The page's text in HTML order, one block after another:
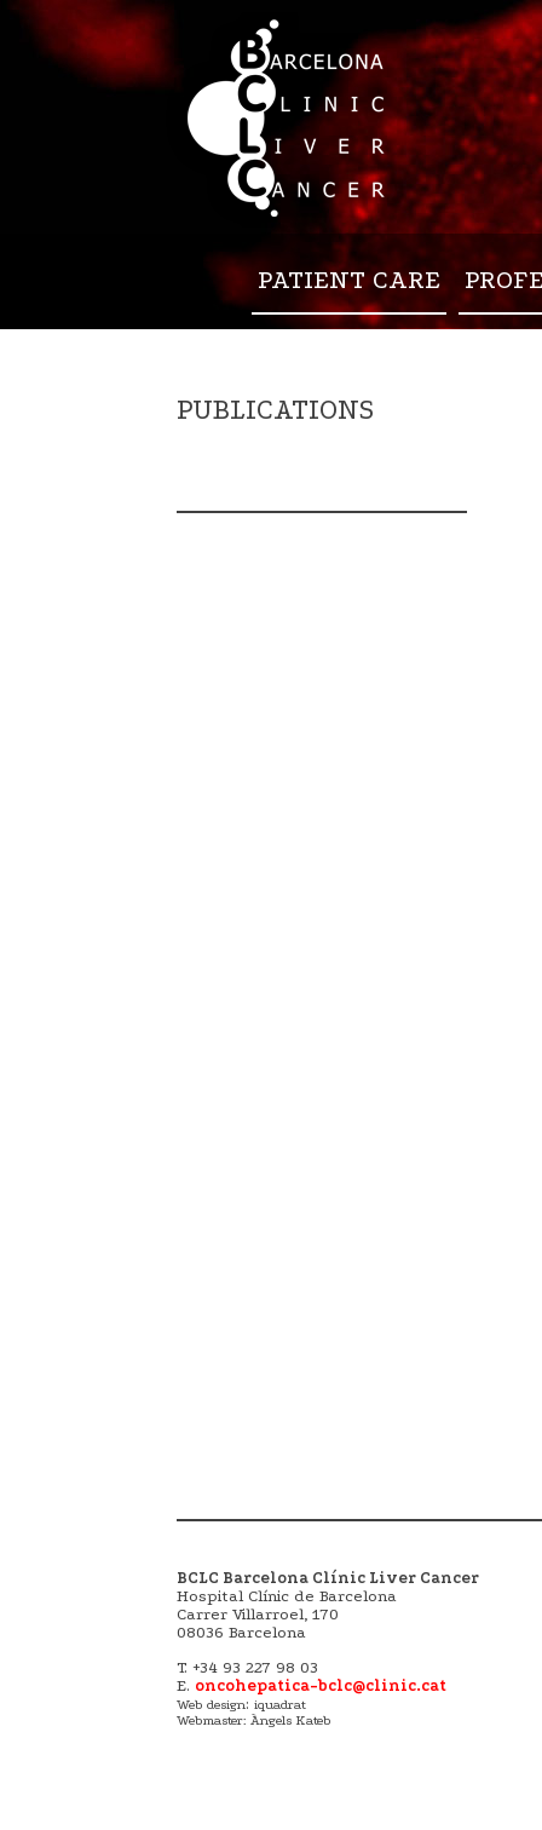
PATIENT CARE
PUBLICATIONS
BCLC Barcelona Clínic Liver Cancer
Hospital Clínic de Barcelona
Carrer Villarroel, 170
08036 Barcelona
T. +34 93 227 98 03
E. oncohepatica-bclc@clinic.cat
Web design: iquadrat
Webmaster: Àngels Kateb